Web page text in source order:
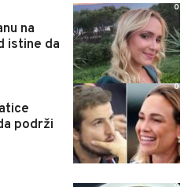
na
istine da
0
podrži
0